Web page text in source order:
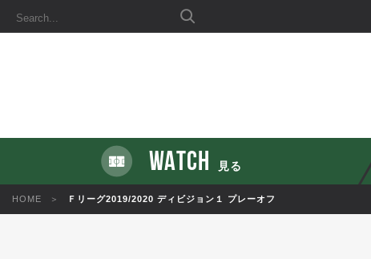
WATCH 見る
HOME Ｆリーグ2019/2020 ディビジョン１ プレーオフ